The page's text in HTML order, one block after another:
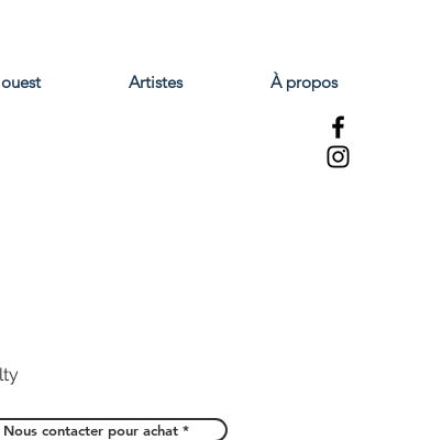
Artistes À propos
contacter pour achat *